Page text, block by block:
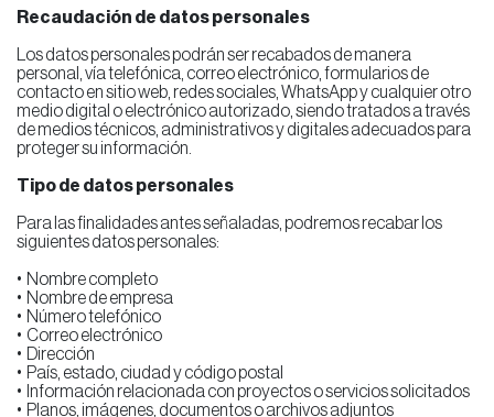
Recaudación de datos personales
Los datos personales podrán ser recabados de manera
personal, vía telefónica, correo electrónico, formularios de
contacto en sitio web, redes sociales, WhatsApp y cualquier otro
medio digital o electrónico autorizado, siendo tratados a través
de medios técnicos, administrativos y digitales adecuados para
proteger su información.
Tipo de datos personales
Para las finalidades antes señaladas, podremos recabar los
siguientes datos personales:
•⁠ ⁠Nombre completo
•⁠ ⁠Nombre de empresa
•⁠ ⁠Número telefónico
•⁠ ⁠Correo electrónico
•⁠ ⁠Dirección
•⁠ ⁠País, estado, ciudad y código postal
•⁠ ⁠Información relacionada con proyectos o servicios solicitados
•⁠ ⁠Planos, imágenes, documentos o archivos adjuntos